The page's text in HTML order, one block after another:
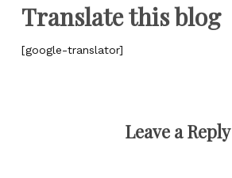
Translate this blog
[google-translator]
Leave a Reply